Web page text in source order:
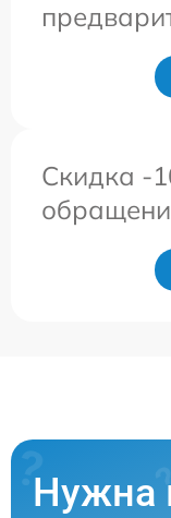
Скидка -
Нужна